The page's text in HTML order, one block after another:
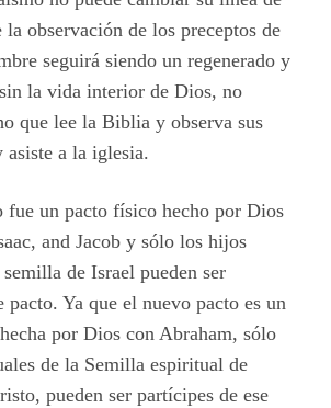
la observación de los preceptos de
seguirá siendo un regenerado y
la vida interior de Dios, no
que lee la Biblia y observa sus
asiste a la iglesia.
fue un pacto físico hecho por Dios
and Jacob y sólo los hijos
de Israel pueden ser
pacto. Ya que el nuevo pacto es un
por Dios con Abraham, sólo
de la Semilla espiritual de
pueden ser partícipes de ese